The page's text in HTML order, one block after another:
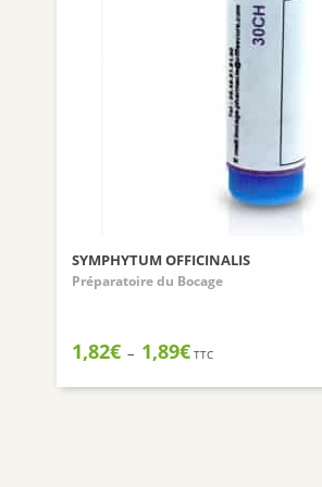
SYMPHYTUM OFFICINALIS
Préparatoire du Bocage
1,82€ – 1,89€Plage
prix :
TTC